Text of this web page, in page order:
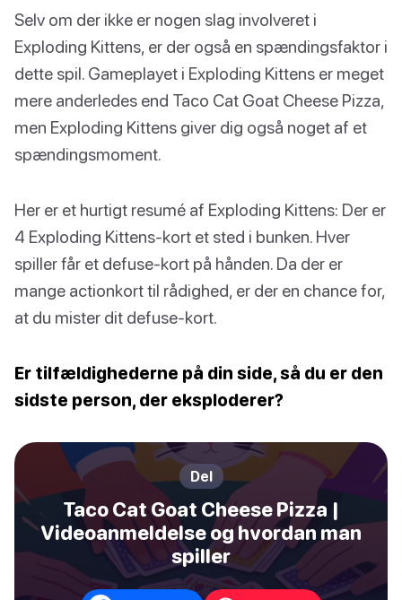
Selv om der ikke er nogen slag involveret i
Exploding Kittens, er der også en spændingsfaktor i
dette spil. Gameplayet i Exploding Kittens er meget
mere anderledes end Taco Cat Goat Cheese Pizza,
men Exploding Kittens giver dig også noget af et
spændingsmoment.
Her er et hurtigt resumé af Exploding Kittens: Der er
4 Exploding Kittens-kort et sted i bunken. Hver
spiller får et defuse-kort på hånden. Da der er
mange actionkort til rådighed, er der en chance for,
at du mister dit defuse-kort.
Er tilfældighederne på din side, så du er den
sidste person, der eksploderer?
Del
Taco Cat Goat Cheese Pizza |
Videoanmeldelse og hvordan man
spiller